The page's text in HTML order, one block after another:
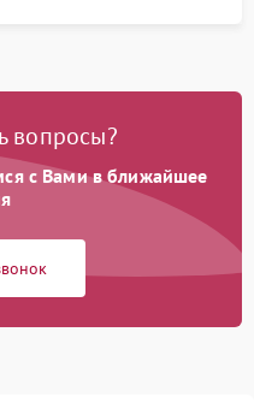
вопросы?
с Вами в ближайшее